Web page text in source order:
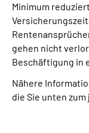
Minimum
gehen nicht
Beschäftigung in
Nähere
die Sie unten